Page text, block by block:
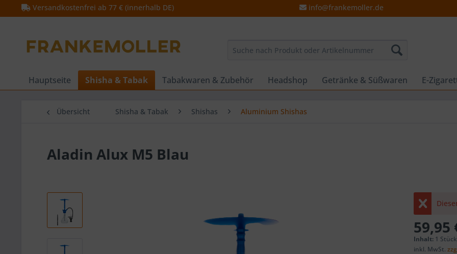
Versandkostenfrei ab 77 € (innerhalb DE) info@frankemoller.de
Hauptseite Shisha & Tabak Tabakwaren & Zubehör Headshop Getränke & Süßwaren E-
Übersicht Shisha & Tabak Shishas Aluminium Shishas
Aladin Alux M5 Blau
59,95
Inhalt: 1 Stück
inkl. MwSt.